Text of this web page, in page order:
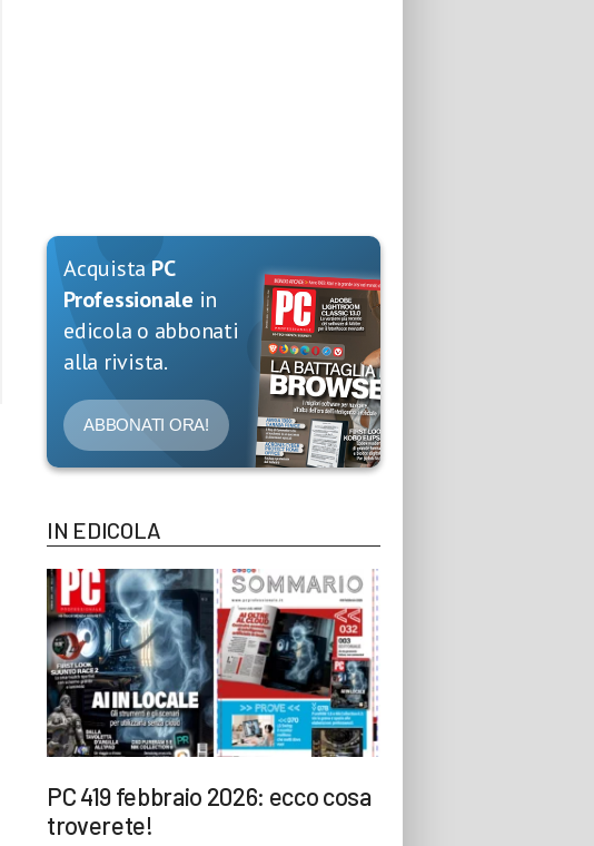
Acquista PC
Professionale in
edicola o abbonati
alla rivista.
ABBONATI ORA!
IN EDICOLA
PC 419 febbraio 2026: ecco cosa
troverete!